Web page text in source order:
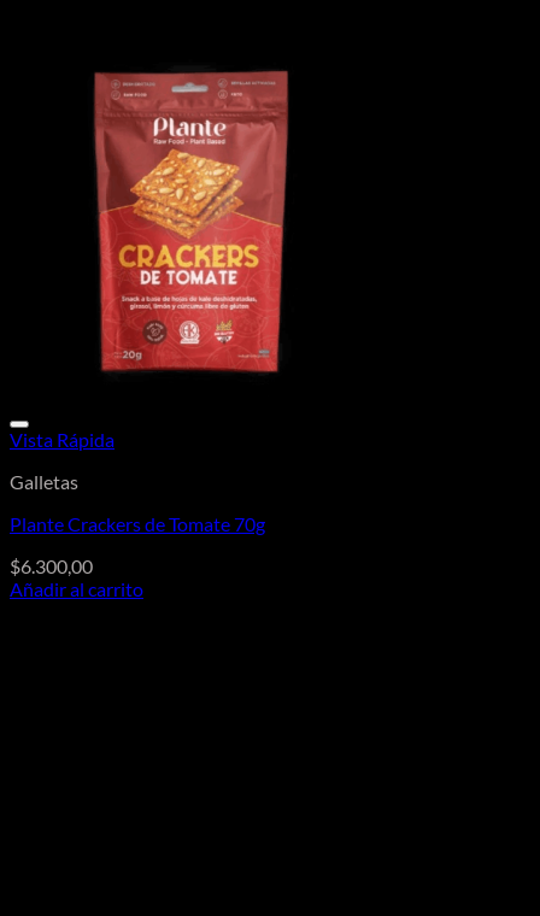
Vista Rápida
Galletas
Plante Crackers de Tomate 70g
$6.300,00
Añadir al carrito